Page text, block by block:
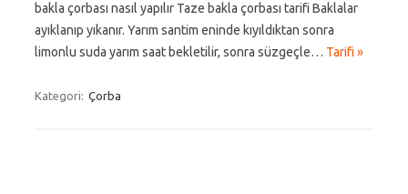
bakla çorbası nasıl yapılır Taze bakla çorbası tarifi Baklalar
ayıklanıp yıkanır. Yarım santim eninde kıyıldıktan sonra
limonlu suda yarım saat bekletilir, sonra süzgeçle… Tarifi »
Kategori: Çorba